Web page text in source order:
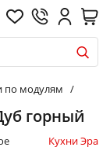
по модулям
горный
Кухни Эра